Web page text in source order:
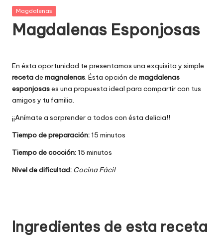
Publicada
Magdalenas
Magdalenas Esponjosas
En ésta oportunidad te presentamos una exquisita y simple
recetade magnalenas. Ésta opción de magdalenas
esponjosases una propuesta ideal para compartir con tus
amigos y tu familia.
¡¡Anímate a sorprender a todos con ésta delicia!!
Tiempo de preparación: 15 minutos
Tiempo de cocción: 15 minutos
Nivel de dificultad: Cocina Fácil
Ingredientes de esta receta